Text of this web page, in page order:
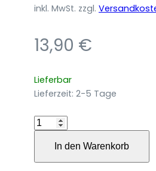
inkl. MwSt. zzgl.
13,90 €
Lieferbar
Lieferzeit: 2-5 Tage
Die
Tenorsaxophonschule
Menge
In den Warenkorb